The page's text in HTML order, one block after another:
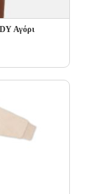
Αγόρι